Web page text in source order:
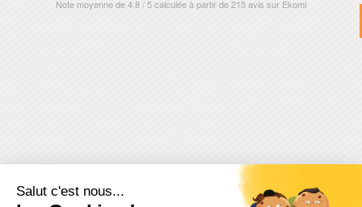
Note moyenne de4.8/5calculée à partir de215avis sur Ekomi